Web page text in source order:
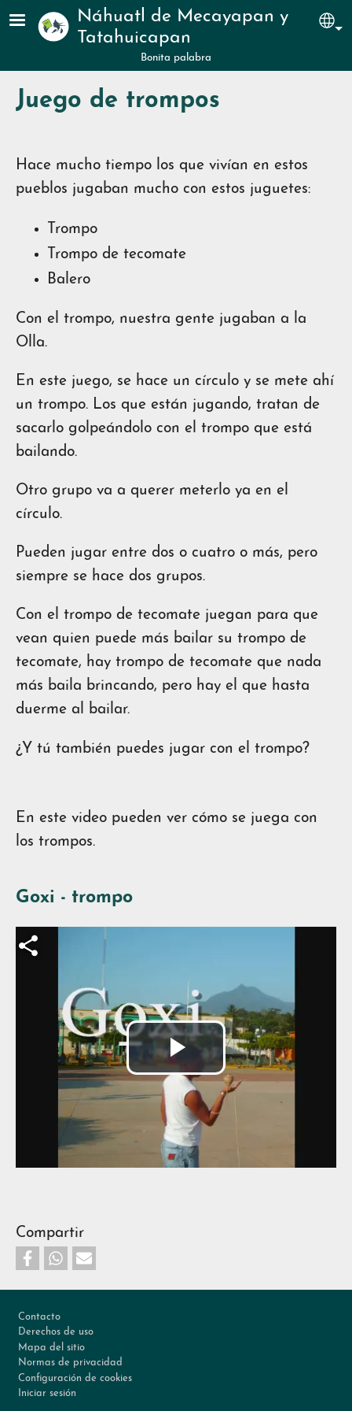
Pasar al contenido principal
Náhuatl de Mecayapan y
Tatahuicapan
Bonita palabra
Juego de trompos
Hace mucho tiempo los que vivían en estos
pueblos jugaban mucho con estos juguetes:
Trompo
Trompo de tecomate
Balero
Con el trompo, nuestra gente jugaban a la
Olla.
En este juego, se hace un círculo y se mete ahí
un trompo. Los que están jugando, tratan de
sacarlo golpeándolo con el trompo que está
bailando.
Otro grupo va a querer meterlo ya en el
círculo.
Pueden jugar entre dos o cuatro o más, pero
siempre se hace dos grupos.
Con el trompo de tecomate juegan para que
vean quien puede más bailar su trompo de
tecomate, hay trompo de tecomate que nada
más baila brincando, pero hay el que hasta
duerme al bailar.
¿Y tú también puedes jugar con el trompo?
En este video pueden ver cómo se juega con
los trompos.
Archivo de vídeo
Reproducir
Vídeo
Goxi - trompo
Compartir
Contacto
Derechos de uso
Mapa del sitio
Normas de privacidad
Configuración de cookies
Iniciar sesión